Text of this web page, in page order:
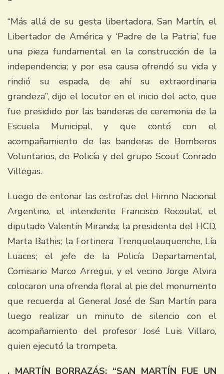
“Más allá de su gesta libertadora, San Martín, el
Libertador de América y ‘Padre de la Patria’, fue
una pieza fundamental en la construcción de la
independencia; y por esa causa ofrendó su vida y
rindió su espada, de ahí su extraordinaria
grandeza”, dijo el locutor en el inicio del acto, que
fue presidido por las banderas de ceremonia de la
Escuela Municipal, y que contó con el
acompañamiento de las banderas de Bomberos
Voluntarios, de Policía y del grupo Scout Conrado
Villegas.
Luego de entonar las estrofas del Himno Nacional
Argentino, el intendente Francisco Recoulat, el
diputado Valentín Miranda; la presidenta del HCD,
Marta Bathis; la Fortinera Trenquelauquenche, Lía
Luaces; el jefe de la Policía Departamental,
Comisario Marco Arregui, y el vecino Jorge Alvira
colocaron una ofrenda floral al pie del monumento
que recuerda al General José de San Martín para
luego realizar un minuto de silencio con el
acompañamiento del profesor José Luis Villaro,
quien ejecutó la trompeta.
. MARTÍN BORRAZÁS: “SAN MARTÍN FUE UN